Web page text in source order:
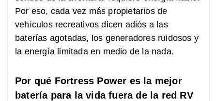
Por eso, cada vez más propietarios de
vehículos recreativos dicen adiós a las
baterías agotadas, los generadores ruidosos y
la energía limitada en medio de la nada.
Por qué Fortress Power es la mejor
batería para la vida fuera de la red RV